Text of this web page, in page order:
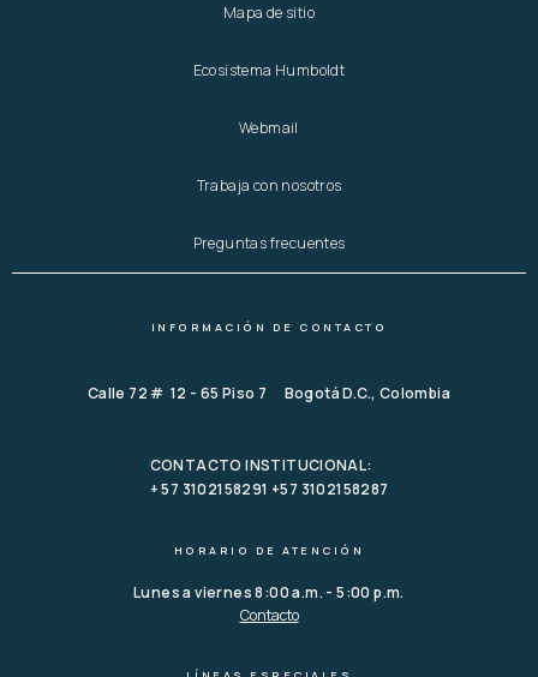
Mapa de sitio
Ecosistema Humboldt
Webmail
Trabaja con nosotros
Preguntas frecuentes
INFORMACIÓN DE CONTACTO
Calle 72 # 12 - 65 Piso 7 Bogotá D.C., Colombia
CONTACTO INSTITUCIONAL:
+ 57 3102158291 +57 3102158287
HORARIO DE ATENCIÓN
Lunes a viernes 8:00 a.m. - 5:00 p.m.
Contacto